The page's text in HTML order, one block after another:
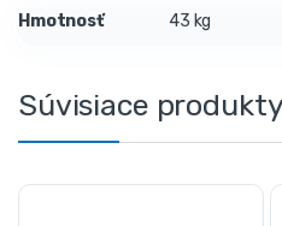
Hmotnosť 43 kg
Súvisiace produkty